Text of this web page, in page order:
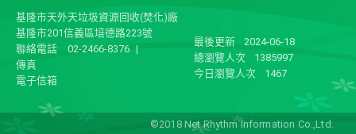
基隆市天外天垃圾資源回收(焚化)廠
基隆市201信義區培德路223號
聯絡電話
02-2466-8376 |
傳真
電子信箱
最後更新
2024-06-18
總瀏覽人次
1385997
今日瀏覽人次
1467
©2018 Net Rhythm Information Co.,Ltd.